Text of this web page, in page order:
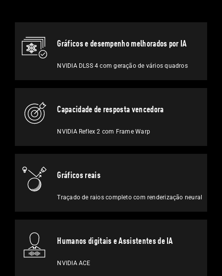
Gráficos e desempenho melhorados por IA
NVIDIA DLSS 4 com geração de vários quadros
Capacidade de resposta vencedora
NVIDIA Reflex 2 com Frame Warp
Gráficos reais
Traçado de raios completo comrenderização neural
Humanos digitais eAssistentes de IA
NVIDIA ACE